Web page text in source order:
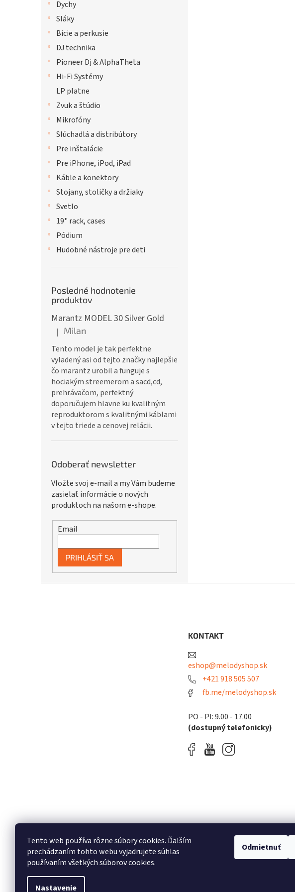
Tento web používa rôzne súbory cookies. Ďalším
prechádzaním tohto webu vyjadrujete súhlas
používaním všetkých súborov cookies.
Nastavenie
Odmietnuť
Dychy
Sláky
Bicie a perkusie
DJ technika
Pioneer Dj & AlphaTheta
Hi-Fi Systémy
LP platne
Zvuk a štúdio
Mikrofóny
Slúchadlá a distribútory
Pre inštalácie
Pre iPhone, iPod, iPad
Káble a konektory
Stojany, stoličky a držiaky
Svetlo
19" rack, cases
Pódium
Hudobné nástroje pre deti
Posledné hodnotenie
produktov
Marantz MODEL 30 Silver Gold
Hodnotenie produktu je 5 z 5 hviezdičiek.
| Milan
Tento model je tak perfektne
vyladený asi od tejto značky najlepšie
čo marantz urobil a funguje s
hociakým streemerom a sacd,cd,
prehrávačom, perfektný
doporučujem hlavne ku kvalitným
reproduktorom s kvalitnými káblami
v tejto triede a cenovej relácii.
Odoberať newsletter
Vložte svoj e-mail a my Vám budeme
zasielať informácie o nových
produktoch na našom e-shope.
Email
PRIHLÁSIŤ SA
KONTAKT
eshop@melodyshop.sk
+421 918 505 507
fb.me/melodyshop.sk
PO - PI: 9.00 - 17.00
(dostupný telefonicky)